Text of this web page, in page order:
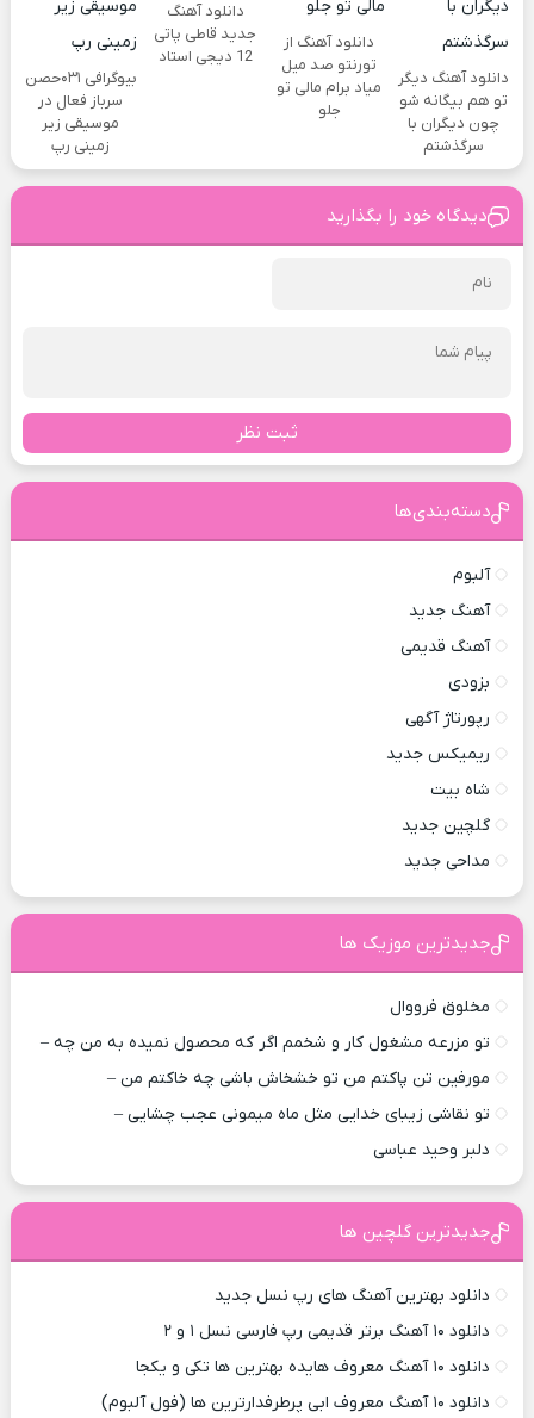
دانلود آهنگ دیگر
تو هم بیگانه شو
چون دیگران با
سرگذشتم
دانلود آهنگ از
تورنتو صد میل
میاد برام مالی تو
جلو
دانلود آهنگ
جدید قاطی پاتی
12 دیجی استاد
بیوگرافی ۰۳۱حصن
سرباز فعال در
موسیقی زیر
زمینی رپ
دیدگاه خود را بگذارید
ثبت نظر
دسته‌بندی‌ها
آلبوم
آهنگ جدید
آهنگ قدیمی
بزودی
رپورتاژ آگهی
ریمیکس جدید
شاه بیت
گلچین جدید
مداحی جدید
جدیدترین موزیک ها
مخلوق فرووال
تو مزرعه مشغول کار و شخمم اگر که محصول نمیده به من چه –
مورفین تن پاکتم من تو خشخاش باشی چه خاکتم من –
تو نقاشی زیبای خدایی مثل ماه میمونی عجب چشایی –
دلبر وحید عباسی
جدیدترین گلچین ها
دانلود بهترین آهنگ های رپ نسل جدید
دانلود ۱۰ آهنگ برتر قدیمی رپ فارسی نسل ۱ و ۲
دانلود ۱۰ آهنگ معروف هایده بهترین ها تکی و یکجا
دانلود ۱۰ آهنگ معروف ابی پرطرفدارترین ها (فول آلبوم)